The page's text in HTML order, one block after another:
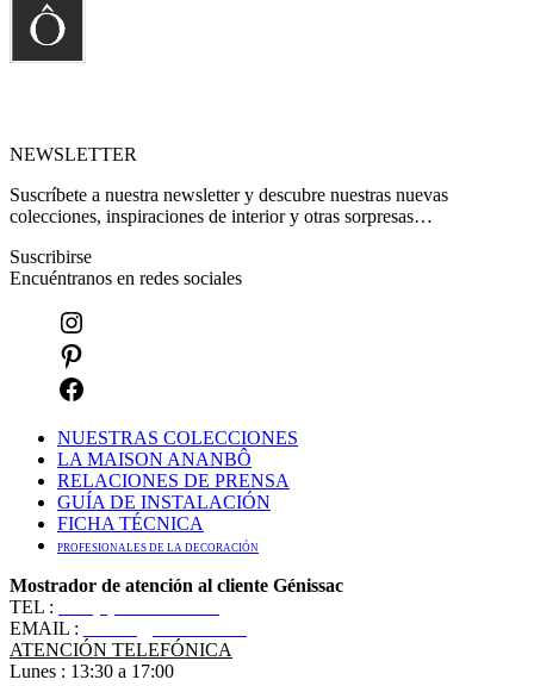
NEWSLETTER
Suscríbete a nuestra newsletter y descubre nuestras nuevas
colecciones, inspiraciones de interior y otras sorpresas…
Suscribirse
Encuéntranos en redes sociales
NUESTRAS COLECCIONES
LA MAISON ANANBÔ
RELACIONES DE PRENSA
GUÍA DE INSTALACIÓN
FICHA TÉCNICA
PROFESIONALES DE LA DECORACIÓN
Mostrador de atención al cliente Génissac
TEL :
EMAIL :
ATENCIÓN TELEFÓNICA
Lunes : 13:30 a 17:00